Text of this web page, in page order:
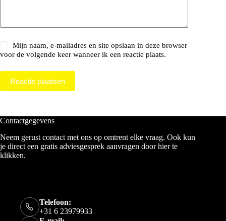
Mijn naam, e-mailadres en site opslaan in deze browser
voor de volgende keer wanneer ik een reactie plaats.
Reactie plaatsen
Contactgegevens
Neem gerust contact met ons op omtrent elke vraag. Ook kun
je direct een gratis adviesgesprek aanvragen doorhier te
klikken.
Telefoon:
+31 6 23979933